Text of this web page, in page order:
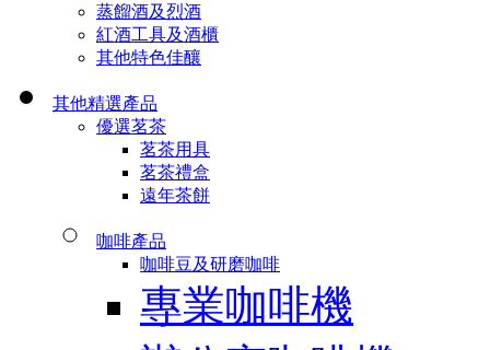
蒸餾酒及烈酒
紅酒工具及酒櫃
其他特色佳釀
其他精選產品
優選茗茶
茗茶用具
茗茶禮盒
遠年茶餅
咖啡產品
咖啡豆及研磨咖啡
專業咖啡機